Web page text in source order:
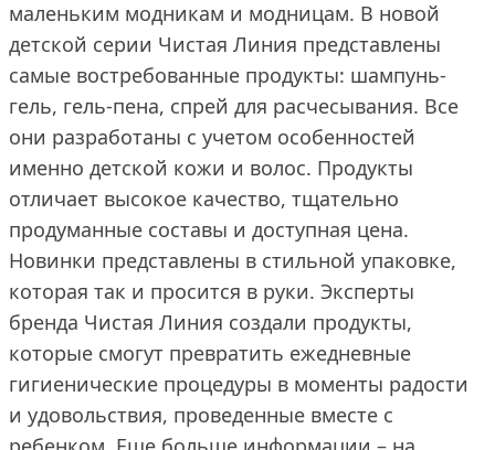
маленьким модникам и модницам. В новой
детской серии Чистая Линия представлены
самые востребованные продукты: шампунь-
гель, гель-пена, спрей для расчесывания. Все
они разработаны с учетом особенностей
именно детской кожи и волос. Продукты
отличает высокое качество, тщательно
продуманные составы и доступная цена.
Новинки представлены в стильной упаковке,
которая так и просится в руки. Эксперты
бренда Чистая Линия создали продукты,
которые смогут превратить ежедневные
гигиенические процедуры в моменты радости
и удовольствия, проведенные вместе с